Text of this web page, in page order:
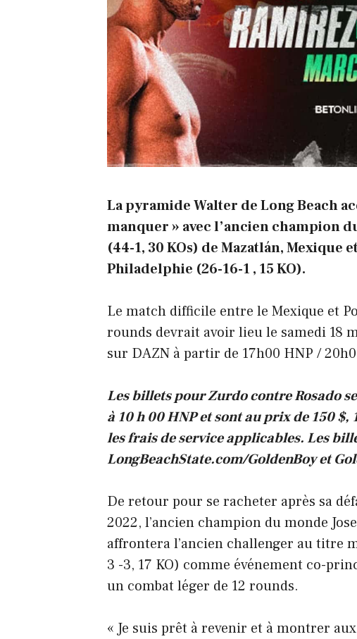
La pyramide Walter de Long Beach
manquer » avec l’ancien champion
(44-1, 30 KOs) de Mazatlán, Mexique
Philadelphie (26-16-1 , 15 KO).
Le match difficile entre le Mexique et
rounds devrait avoir lieu le samedi 18
sur DAZN à partir de 17h00 HNP /
Les billets pour Zurdo contre Rosado
à 10 h 00 HNP et sont au prix de 150
les frais de service applicables. Les
LongBeachState.com/GoldenBoy et
De retour pour se racheter après sa
2022, l’ancien champion du monde
affrontera l’ancien challenger au titre
3 -3, 17 KO) comme événement co-
un combat léger de 12 rounds.
« Je suis prêt à revenir et à montrer